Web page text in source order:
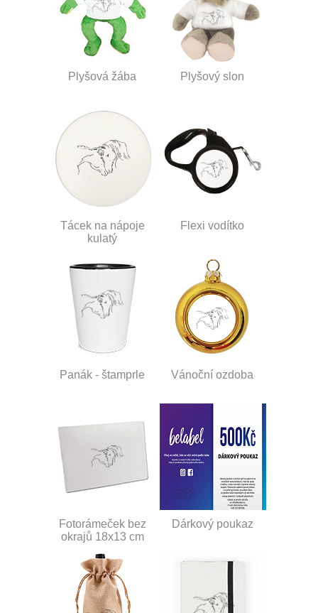
Plyšová žába Plyšový slon
Tácek na nápoje
kulatý
Flexi vodítko
Panák - štamprle Vánoční ozdoba
Fotorámeček bez
okrajů 18x13 cm
Dárkový poukaz